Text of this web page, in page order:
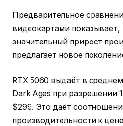
Предварительное
видеокартами показывает,
значительный прирост
предлагает новое
RTX 5060 выдаёт в
Dark Ages при разрешении
$299. Это даёт
производительности к